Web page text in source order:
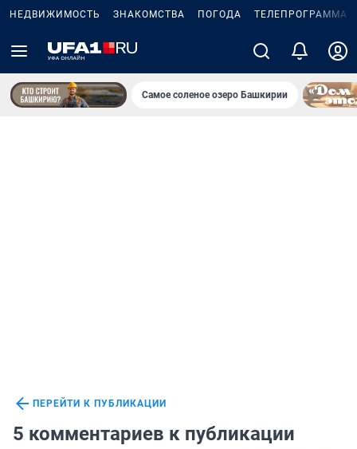
НЕДВИЖИМОСТЬ ЗНАКОМСТВА ПОГОДА ТЕЛЕПРОГРАММА
Самое соленое озеро Башкирии
ПЕРЕЙТИ К ПУБЛИКАЦИИ
5 комментариев к публикации